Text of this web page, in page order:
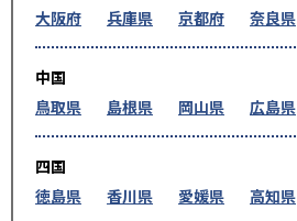
大阪府
兵庫県 京都府 奈良県
中国
鳥取県
島根県 岡山県 広島県
四国
徳島県
香川県 愛媛県 高知県